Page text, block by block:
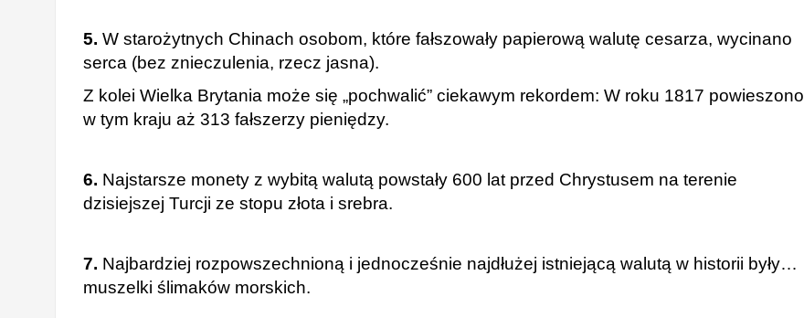
5. W starożytnych Chinach osobom, które fałszowały papierową walutę cesarza, wycinano
serca (bez znieczulenia, rzecz jasna).
Z kolei Wielka Brytania może się „pochwalić” ciekawym rekordem: W roku 1817 powieszono
w tym kraju aż 313 fałszerzy pieniędzy.
6. Najstarsze monety z wybitą walutą powstały 600 lat przed Chrystusem na terenie
dzisiejszej Turcji ze stopu złota i srebra.
7. Najbardziej rozpowszechnioną i jednocześnie najdłużej istniejącą walutą w historii były…
muszelki ślimaków morskich.